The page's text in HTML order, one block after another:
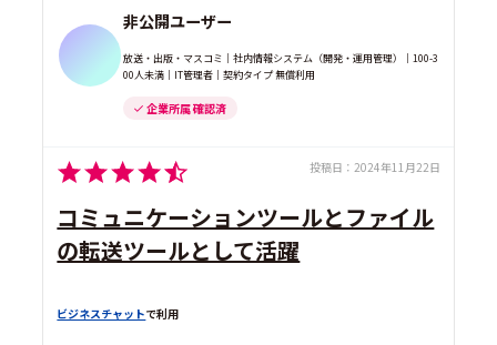
非公開ユーザー
放送・出版・マスコミ｜社内情報システム（開発・運用管理）｜100-3
00人未満｜IT管理者｜契約タイプ 無償利用
企業所属 確認済
投稿日： 2024年11月22日
コミュニケーションツールとファイル
の転送ツールとして活躍
ビジネスチャットで利用